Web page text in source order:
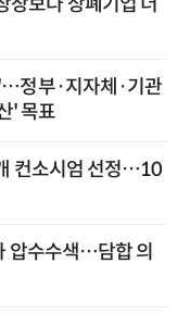
정부·지자체·기관
' 목표
컨소시엄 선정…10
압수수색…담합 의